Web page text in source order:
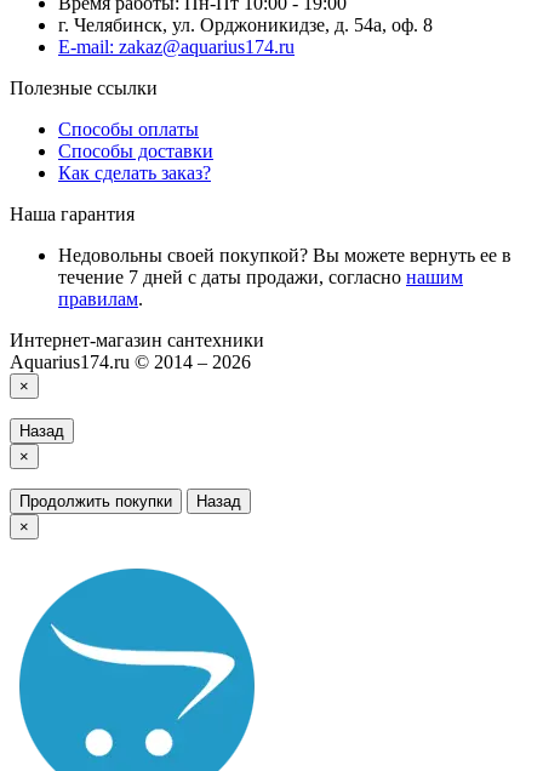
г. Челябинск, ул. Орджоникидзе, д. 54а, оф. 8
E-mail: zakaz@aquarius174.ru
Полезные ссылки
Способы оплаты
Способы доставки
Как сделать заказ?
Наша гарантия
Недовольны своей покупкой? Вы можете вернуть ее в
течение 7 дней с даты продажи, согласно нашим
правилам.
Интернет-магазин сантехники
Aquarius174.ru © 2014 – 2026
×
Назад
×
Продолжить покупки
Назад
×